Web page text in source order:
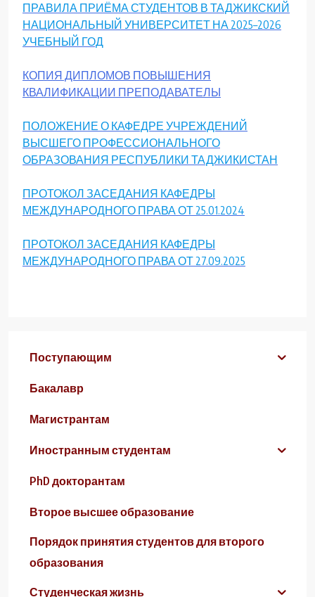
ПРАВИЛА ПРИЁМА СТУДЕНТОВ В ТАДЖИКСКИЙ
НАЦИОНАЛЬНЫЙ УНИВЕРСИТЕТ НА 2025–2026
УЧЕБНЫЙ ГОД
КОПИЯ ДИПЛОМОВ ПОВЫШЕНИЯ
КВАЛИФИКАЦИИ ПРЕПОДАВАТЕЛЫ
ПОЛОЖЕНИЕ О КАФЕДРЕ УЧРЕЖДЕНИЙ
ВЫСШЕГО ПРОФЕССИОНАЛЬНОГО
ОБРАЗОВАНИЯ РЕСПУБЛИКИ ТАДЖИКИСТАН
ПРОТОКОЛ ЗАСЕДАНИЯ КАФЕДРЫ
МЕЖДУНАРОДНОГО ПРАВА ОТ 25.01.2024
ПРОТОКОЛ ЗАСЕДАНИЯ КАФЕДРЫ
МЕЖДУНАРОДНОГО ПРАВА ОТ 27.09.2025
Поступающим
Бакалавр
Магистрантам
Иностранным студентам
PhD докторантам
Второе высшее образование
Порядок принятия студентов для второго
образования
Студенческая жизнь